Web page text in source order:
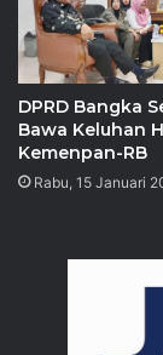
DPRD Bangka
Bawa Keluhan
Kemenpan-RB
Rabu, 15 Januari